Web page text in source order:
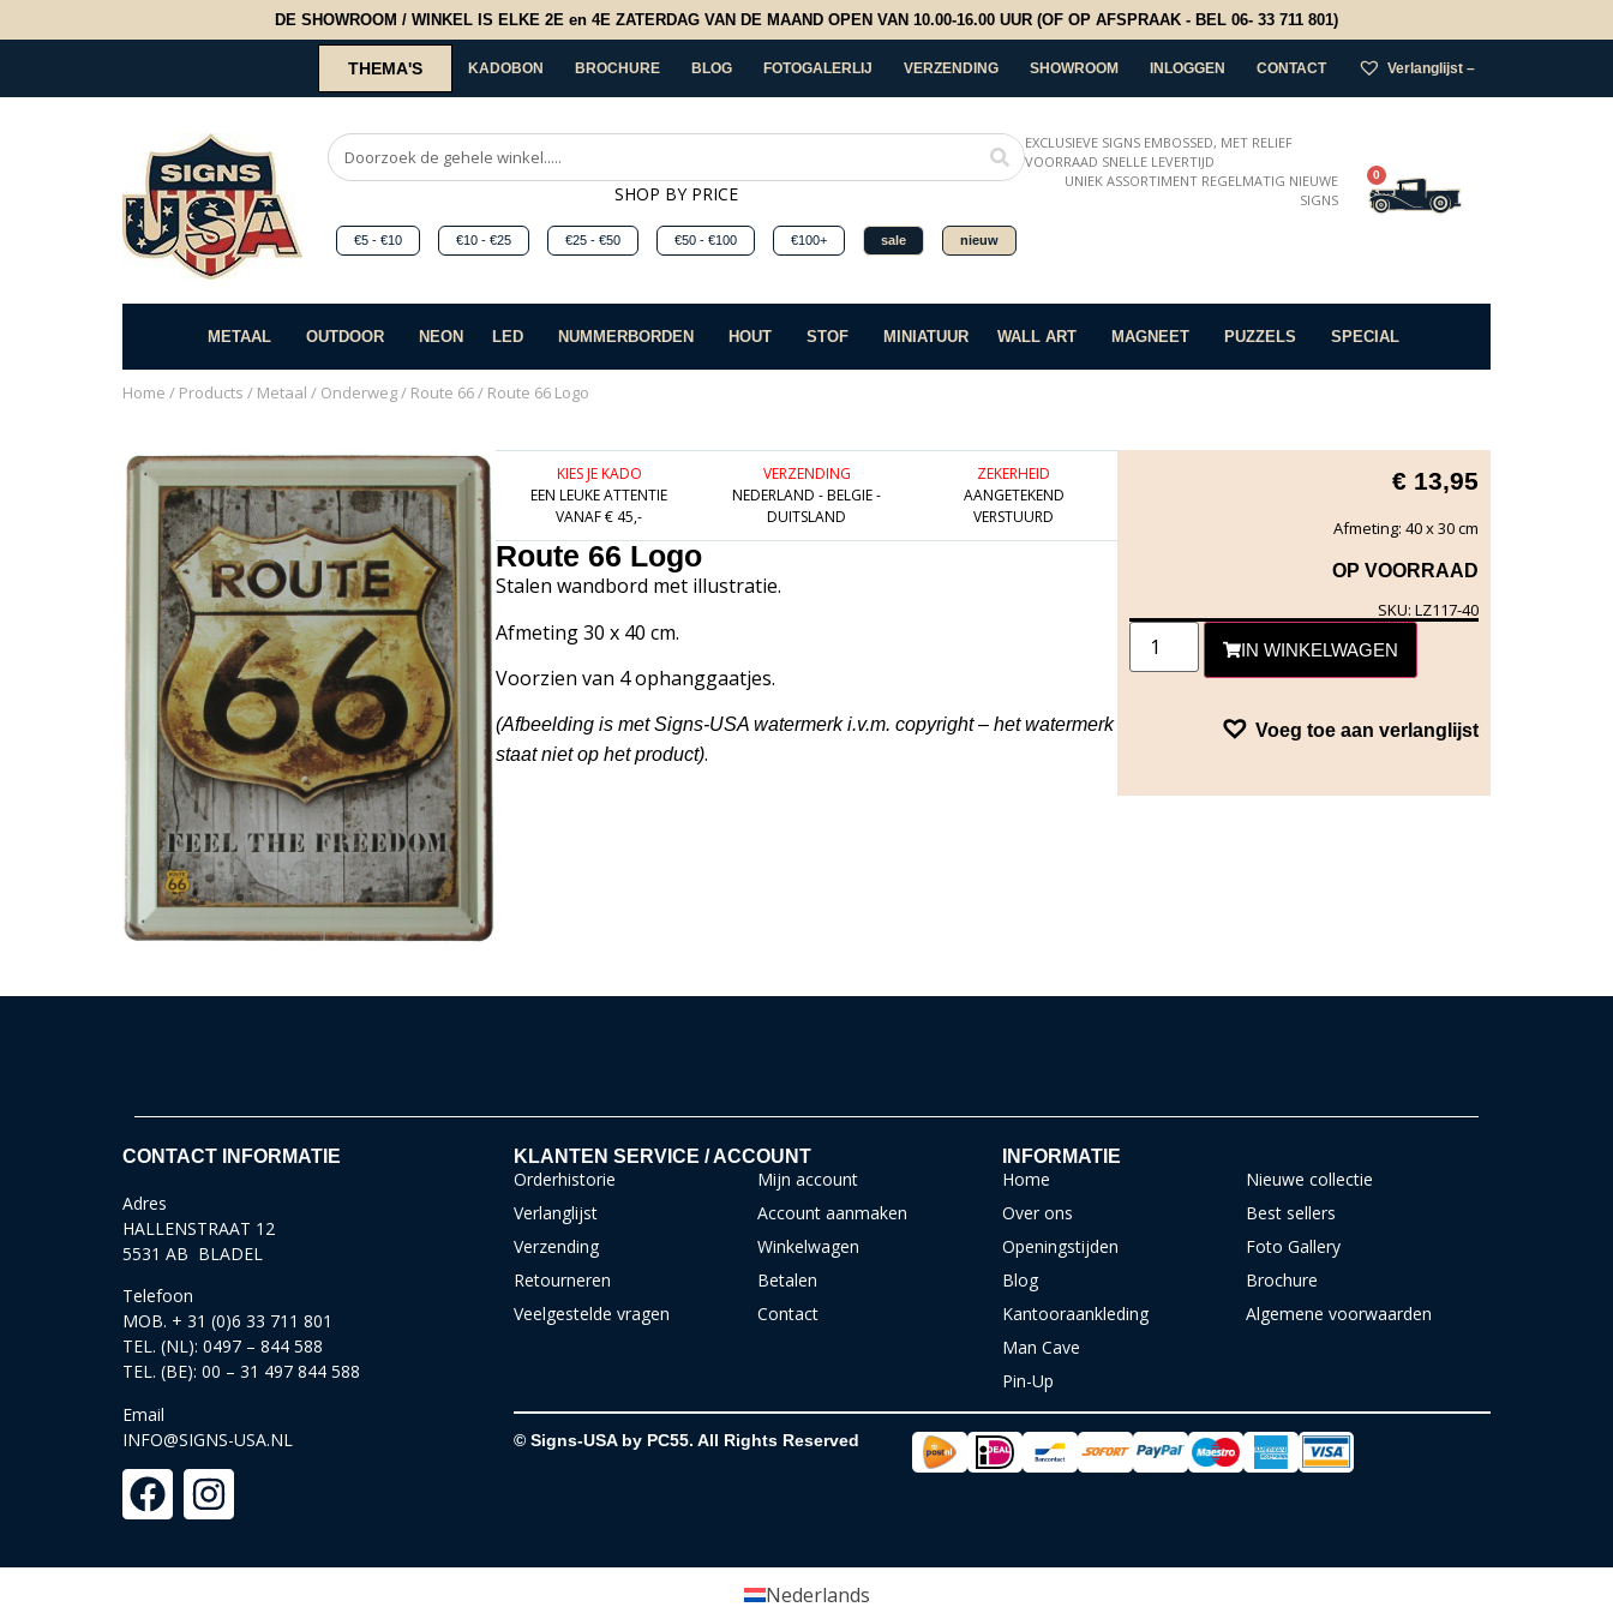
DE SHOWROOM / WINKEL IS ELKE 2E en 4E ZATERDAG VAN DE MAAND OPEN VAN 10.00-16.00 UUR (OF OP AFSPRAAK - BEL 06- 33 711 801)
THEMA'S KADOBON BROCHURE BLOG FOTOGALERLIJ VERZENDING SHOWROOM INLOGGEN CONTACT Verlanglijst –
SHOP BY PRICE
€5 - €10 €10 - €25 €25 - €50 €50 - €100 €100+ sale nieuw
EXCLUSIEVE SIGNS EMBOSSED, MET RELIEF
VOORRAAD SNELLE LEVERTIJD
UNIEK ASSORTIMENT REGELMATIG NIEUWE
SIGNS
0
METAAL OUTDOOR NEON LED NUMMERBORDEN HOUT STOF MINIATUUR WALL ART MAGNEET PUZZELS SPECIAL
Home / Products / Metaal / Onderweg/ Route 66/ Route 66 Logo
KIES JE KADO
EEN LEUKE ATTENTIE
VANAF € 45,-
VERZENDING
NEDERLAND - BELGIE -
DUITSLAND
ZEKERHEID
AANGETEKEND
VERSTUURD
Route 66 Logo
Stalen wandbord met illustratie.
Afmeting 30 x 40 cm.
Voorzien van 4 ophanggaatjes.
(Afbeelding is met Signs-USA watermerk i.v.m. copyright – het watermerk
staat niet op het product).
€ 13,95
Afmeting: 40 x 30 cm
OP VOORRAAD
SKU: LZ117-40
IN WINKELWAGEN
Voeg toe aan verlanglijst
CONTACT INFORMATIE
Adres
HALLENSTRAAT 12
5531 AB BLADEL
Telefoon
MOB. + 31 (0)6 33 711 801
TEL. (NL): 0497 – 844 588
TEL. (BE): 00 – 31 497 844 588
Email
INFO@SIGNS-USA.NL
KLANTEN SERVICE / ACCOUNT
Orderhistorie
Verlanglijst
Verzending
Retourneren
Veelgestelde vragen
Mijn account
Account aanmaken
Winkelwagen
Betalen
Contact
INFORMATIE
Home
Over ons
Openingstijden
Blog
Kantooraankleding
Man Cave
Pin-Up
Nieuwe collectie
Best sellers
Foto Gallery
Brochure
Algemene voorwaarden
© Signs-USA by PC55. All Rights Reserved
Nederlands